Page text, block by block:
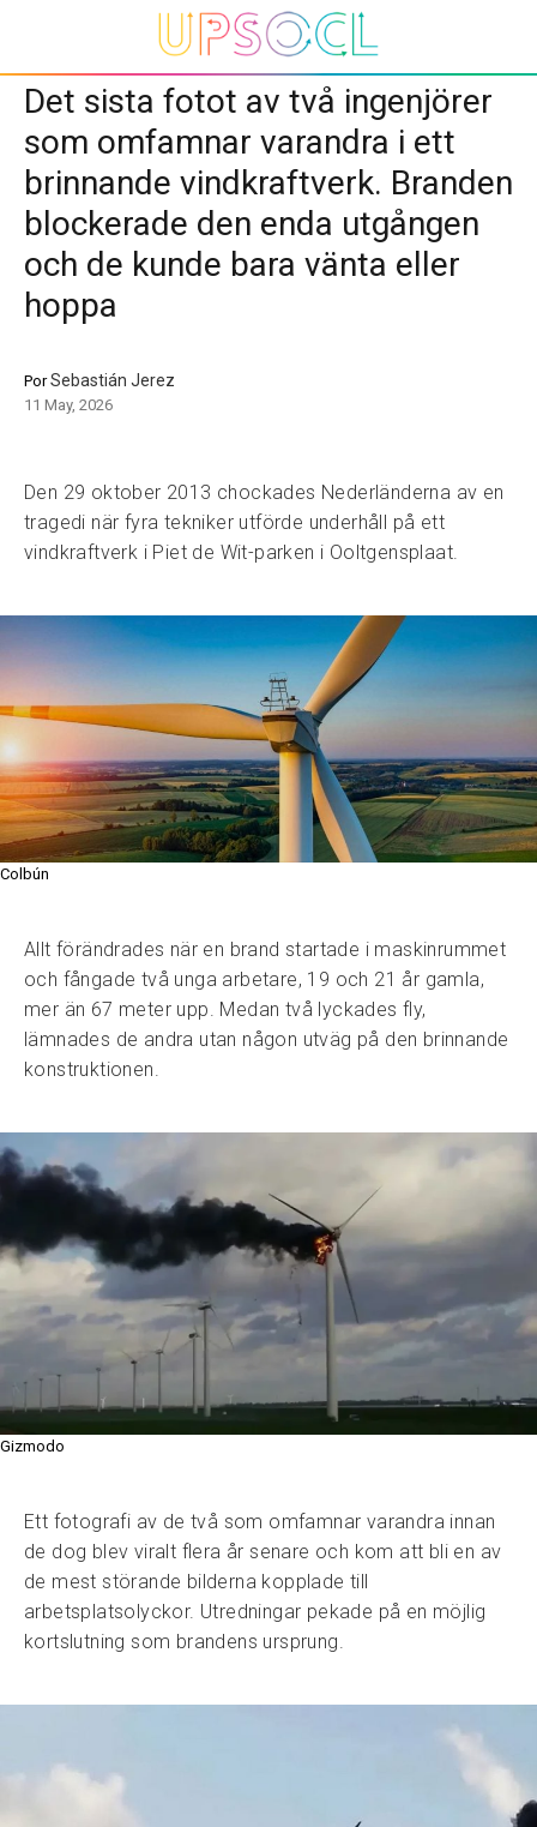
Det sista fotot av två ingenjörer
som omfamnar varandra i ett
brinnande vindkraftverk. Branden
blockerade den enda utgången
och de kunde bara vänta eller
hoppa
PorSebastián Jerez
11 May, 2026
Den 29 oktober 2013 chockades Nederländerna av en
tragedi när fyra tekniker utförde underhåll på ett
vindkraftverk i Piet de Wit-parken i Ooltgensplaat.
Colbún
Allt förändrades när en brand startade i maskinrummet
och fångade två unga arbetare, 19 och 21 år gamla,
mer än 67 meter upp. Medan två lyckades fly,
lämnades de andra utan någon utväg på den brinnande
konstruktionen.
Gizmodo
Ett fotografi av de två som omfamnar varandra innan
de dog blev viralt flera år senare och kom att bli en av
de mest störande bilderna kopplade till
arbetsplatsolyckor. Utredningar pekade på en möjlig
kortslutning som brandens ursprung.